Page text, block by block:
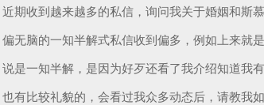
近期收到越来越多的私信，询问我关于婚姻和斯
偏无脑的一知半解式私信收到偏多，例如上来就
说是一知半解，是因为好歹还看了我介绍知道我
也有比较礼貌的，会看过我众多动态后，请教我